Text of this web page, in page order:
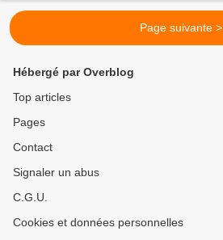
Page suivante >
Hébergé par Overblog
Top articles
Pages
Contact
Signaler un abus
C.G.U.
Cookies et données personnelles